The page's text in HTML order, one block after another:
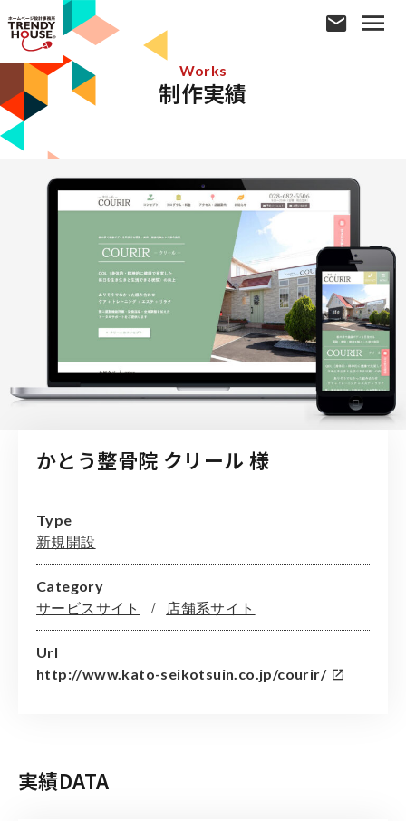
Works
制作実績
かとう整骨院 クリール 様
Type
新規開設
Category
サービスサイト 店舗系サイト
Url
http://www.kato-seikotsuin.co.jp/courir/
実績DATA